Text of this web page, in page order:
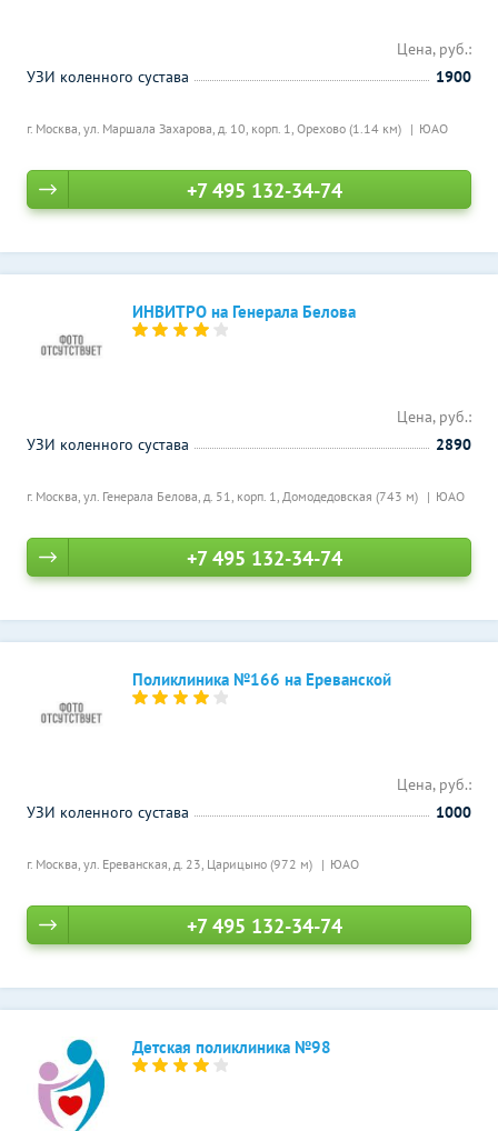
г. Москва, ул. Маршала Захарова, д. 10, корп. 1, Орехово (1.14 км) ЮАО
Цена, руб.:
УЗИ коленного сустава
1900
+7 495 132-34-74
ИНВИТРО на Генерала Белова
г. Москва, ул. Генерала Белова, д. 51, корп. 1, Домодедовская (743 м) ЮАО
Цена, руб.:
УЗИ коленного сустава
2890
+7 495 132-34-74
Поликлиника №166 на Ереванской
г. Москва, ул. Ереванская, д. 23, Царицыно (972 м) ЮАО
Цена, руб.:
УЗИ коленного сустава
1000
+7 495 132-34-74
Детская поликлиника №98